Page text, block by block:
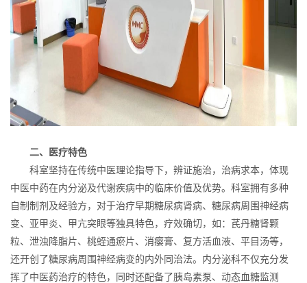
二、医疗特色
科室坚持在传统中医理论指导下，辨证施治，治病求本，体现
中医中药在内分泌及代谢疾病中的临床价值及优势。科室拥有多种
自制制剂及经验方，对于治疗早期糖尿病肾病、糖尿病周围神经病
变、亚甲炎、甲亢突眼等独具特色，疗效确切，如：芪丹糖肾颗
粒、泄浊降脂片、桃蛭通瘀片、消瘿膏、复方活血液、平目汤等，
还开创了糖尿病周围神经病变的内外同治法。内分泌科不仅充分发
挥了中医药治疗的特色，同时还配备了胰岛素泵、动态血糖监测